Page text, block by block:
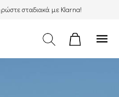
σταδιακά με Klarna!
menu